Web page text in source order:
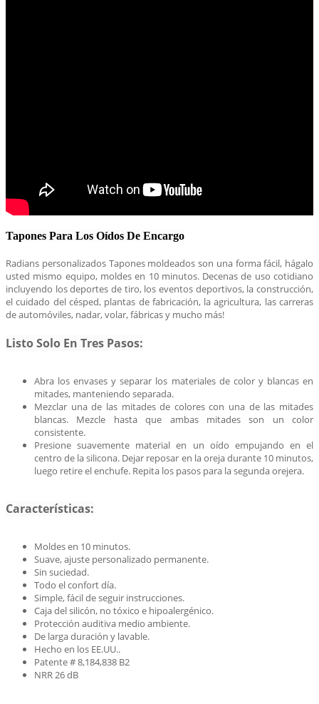
Tapones Para Los Oídos De Encargo
Radians personalizados Tapones moldeados son una forma fácil, hágalo
usted mismo equipo, moldes en 10 minutos. Decenas de uso cotidiano
incluyendo los deportes de tiro, los eventos deportivos, la construcción,
el cuidado del césped, plantas de fabricación, la agricultura, las carreras
de automóviles, nadar, volar, fábricas y mucho más!
Listo Solo En Tres Pasos:
Abra los envases y separar los materiales de color y blancas en
mitades, manteniendo separada.
Mezclar una de las mitades de colores con una de las mitades
blancas. Mezcle hasta que ambas mitades son un color
consistente.
Presione suavemente material en un oído empujando en el
centro de la silicona. Dejar reposar en la oreja durante 10 minutos,
luego retire el enchufe. Repita los pasos para la segunda orejera.
Características:
Moldes en 10 minutos.
Suave, ajuste personalizado permanente.
Sin suciedad.
Todo el confort día.
Simple, fácil de seguir instrucciones.
Caja del silicón, no tóxico e hipoalergénico.
Protección auditiva medio ambiente.
De larga duración y lavable.
Hecho en los EE.UU..
Patente # 8,184,838 B2
NRR 26 dB